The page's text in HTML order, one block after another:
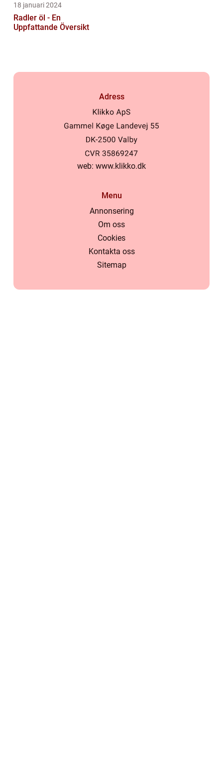
18 januari 2024
Radler öl - En
Uppfattande Översikt
Adress
web: www.klikko.dk
Menu
Annonsering
Om oss
Cookies
Kontakta oss
Sitemap